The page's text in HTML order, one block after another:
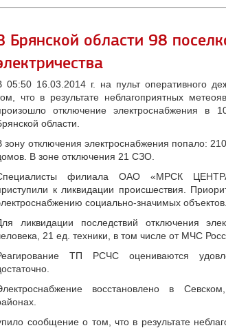
Брянской области 98
05:50 16.03.2014 г. на пульт оперативного
что в результате неблагоприятных
отключение электроснабжения в
области.
зону отключения электроснабжения попало:
В зоне отключения 21 СЗО.
филиала ОАО «МРСК ЦЕНТРА
к ликвидации происшествия.
социально-значимых объектов.
ликвидации последствий отключения
21 ед. техники, в том числе от МЧС
ТП РСЧС оцениваются
восстановлено в
сообщение о том, что в результате